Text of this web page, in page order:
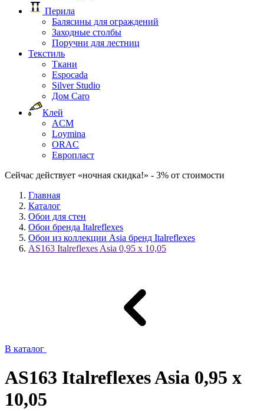
Перила
Балясины для ограждений
Заходные столбы
Поручни для лестниц
Текстиль
Ткани
Espocada
Silver Studio
Дом Caro
Клей
ACM
Loymina
ORAC
Европласт
Сейчас действует «ночная скидка!» - 3% от стоимости
Главная
Каталог
Обои для стен
Обои бренда Italreflexes
Обои из коллекции Asia бренд Italreflexes
AS163 Italreflexes Asia 0,95 x 10,05
В каталог
AS163 Italreflexes Asia 0,95 x
10,05